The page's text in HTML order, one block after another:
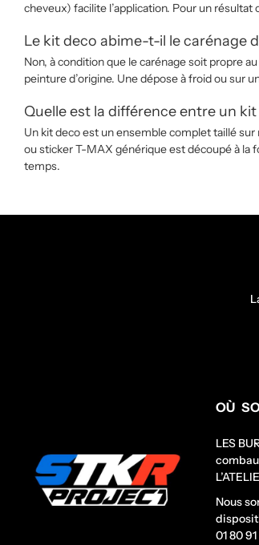
cheveux) facilite l’application. Pour un
Le kit deco abime-t-il le carénage
Non, à condition que le carénage soit propre
peinture d’origine. Une dépose à froid ou sur
Quelle est la différence entre un
Un kit deco est un ensemble complet taillé
ou sticker T-MAX générique est découpé à la
temps.
OÙ
LES
Nous
01 80